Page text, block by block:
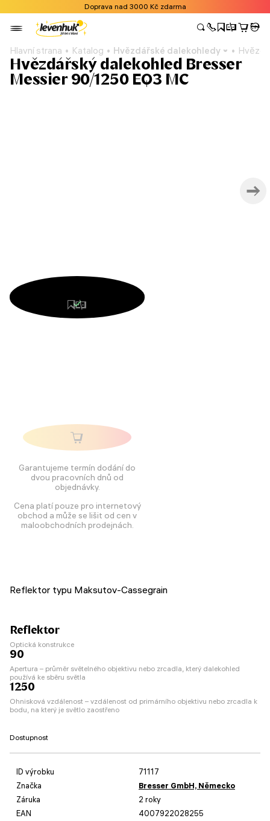
Doprava nad 3000 Kč zdarma
Hlavní strana Katalog Hvězdářské dalekohledy
Hvězdářský dalekohled Bresser
Messier 90/1250 EQ3 MC
Garantujeme termín dodání do
dvou pracovních dnů od
objednávky.
Cena platí pouze pro internetový
obchod a může se lišit od cen v
maloobchodních prodejnách.
Reflektor typu Maksutov-Cassegrain
Reflektor
Optická konstrukce
90
Apertura – průměr světelného objektivu nebo zrcadla, který dalekohled
používá ke sběru světla
1250
Ohnisková vzdálenost – vzdálenost od primárního objektivu nebo zrcadla k
bodu, na který je světlo zaostřeno
Dostupnost
ID výrobku
71117
Značka
Bresser GmbH, Německo
Záruka
2 roky
EAN
4007922028255